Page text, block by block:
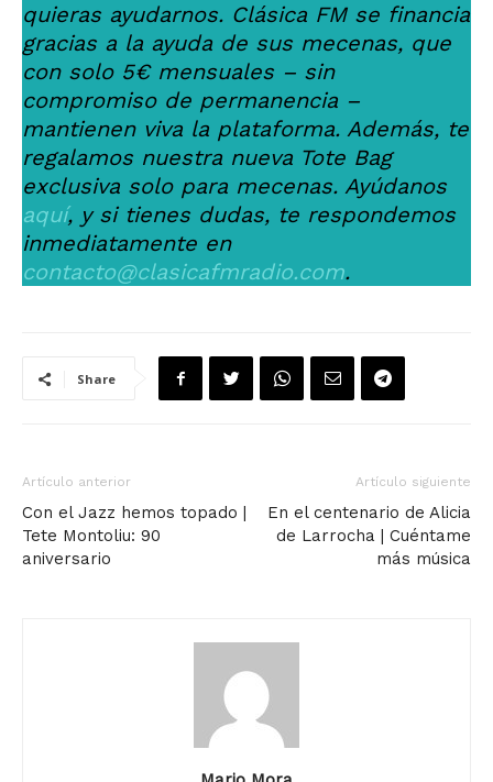
quieras ayudarnos. Clásica FM se financia
gracias a la ayuda de sus mecenas, que
con solo 5€ mensuales – sin
compromiso de permanencia –
mantienen viva la plataforma. Además, te
regalamos nuestra nueva Tote Bag
exclusiva solo para mecenas. Ayúdanos
aquí, y si tienes dudas, te respondemos
inmediatamente en
contacto@clasicafmradio.com.
Share
Artículo anterior
Con el Jazz hemos topado |
Tete Montoliu: 90
aniversario
Artículo siguiente
En el centenario de Alicia
de Larrocha | Cuéntame
más música